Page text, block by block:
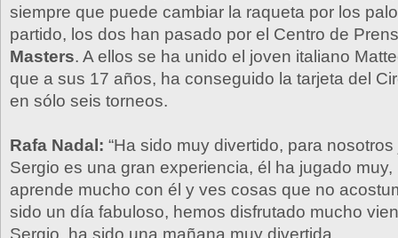
siempre que puede cambiar la raqueta por los
partido, los dos han pasado por el Centro de
Masters. A ellos se ha unido el joven italiano
que a sus 17 años, ha conseguido la tarjeta del
en sólo seis torneos.
Rafa Nadal: “Ha sido muy divertido, para
Sergio es una gran experiencia, él ha jugado
aprende mucho con él y ves cosas que no
sido un día fabuloso, hemos disfrutado mucho
Sergio, ha sido una mañana muy divertida.